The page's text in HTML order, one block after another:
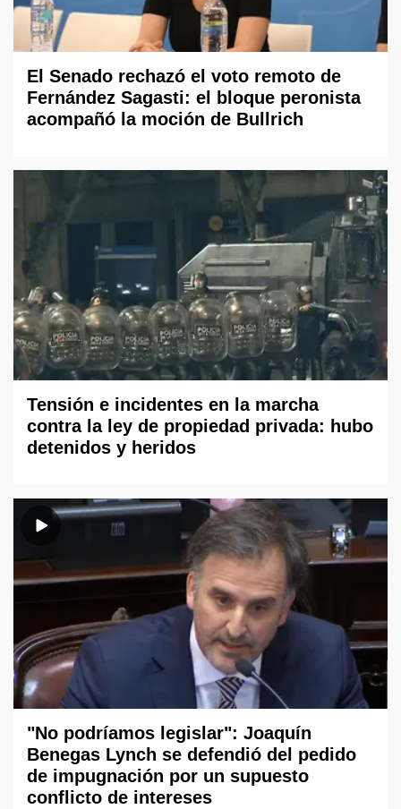
El Senado rechazó el voto remoto de
Fernández Sagasti: el bloque peronista
acompañó la moción de Bullrich
Tensión e incidentes en la marcha
contra la ley de propiedad privada: hubo
detenidos y heridos
"No podríamos legislar": Joaquín
Benegas Lynch se defendió del pedido
de impugnación por un supuesto
conflicto de intereses